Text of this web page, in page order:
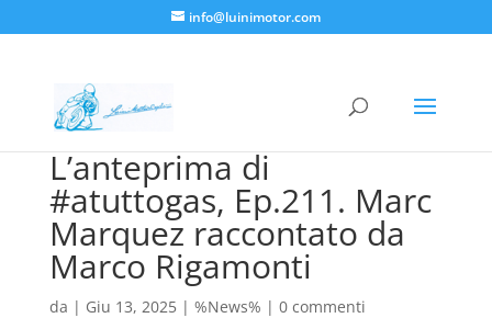
info@luinimotor.com
L’anteprima di
#atuttogas, Ep.211. Marc
Marquez raccontato da
Marco Rigamonti
da | Giu 13, 2025| %News% | 0 commenti